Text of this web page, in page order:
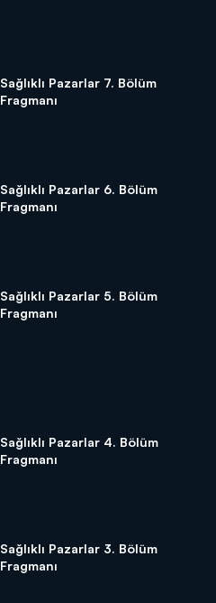
Sağlıklı Pazarlar 7. Bölüm
Fragmanı
Sağlıklı Pazarlar 6. Bölüm
Fragmanı
Sağlıklı Pazarlar 5. Bölüm
Fragmanı
Sağlıklı Pazarlar 4. Bölüm
Fragmanı
Sağlıklı Pazarlar 3. Bölüm
Fragmanı